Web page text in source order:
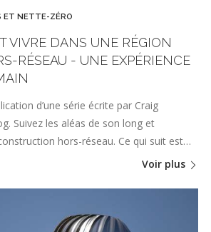
ET NETTE-ZÉRO
VIVRE DANS UNE RÉGION
RÉSEAU - UNE EXPÉRIENCE
d’une série écrite par Craig
Suivez les aléas de son long et
hors-réseau. Ce qui suit est…
Voir plus